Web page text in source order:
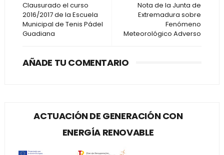
Nota de la Junta de
Extremadura sobre
Fenómeno
Meteorológico Adverso
Clausurado el curso
2016/2017 de la Escuela
Municipal de Tenis Pádel
Guadiana
AÑADE TU COMENTARIO
ACTUACIÓN DE GENERACIÓN CON
ENERGÍA RENOVABLE